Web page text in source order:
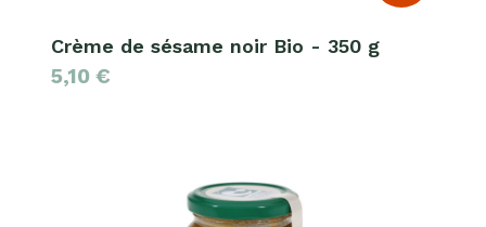
Crème de sésame noir Bio - 350 g
5,10 €